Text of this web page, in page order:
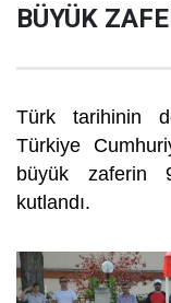
BÜYÜK
Türk tarihinin
Türkiye
büyük zaferin
kutlandı.